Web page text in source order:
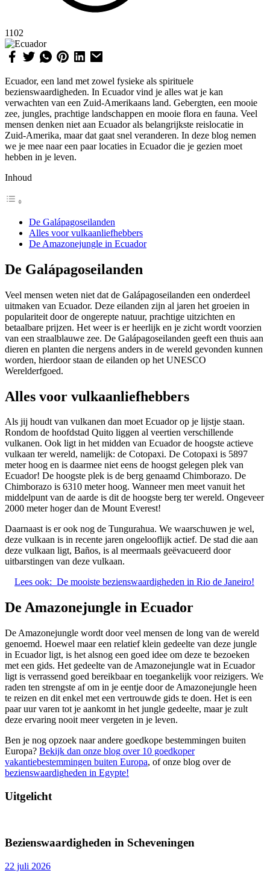
1102
Ecuador, een land met zowel fysieke als spirituele
bezienswaardigheden. In Ecuador vind je alles wat je kan
verwachten van een Zuid-Amerikaans land. Gebergten, een mooie
zee, jungles, prachtige landschappen en mooie flora en fauna. Veel
mensen denken niet aan Ecuador als belangrijkste reislocatie in
Zuid-Amerika, maar dat gaat snel veranderen. In deze blog nemen
we je mee naar een paar locaties in Ecuador die je gezien moet
hebben in je leven.
Inhoud
De Galápagoseilanden
Alles voor vulkaanliefhebbers
De Amazonejungle in Ecuador
De Galápagoseilanden
Veel mensen weten niet dat de Galápagoseilanden een onderdeel
uitmaken van Ecuador. Deze eilanden zijn al jaren het groeien in
populariteit door de ongerepte natuur, prachtige uitzichten en
betaalbare prijzen. Het weer is er heerlijk en je zicht wordt voorzien
van een straalblauwe zee. De Galápagoseilanden geeft een thuis aan
dieren en planten die nergens anders in de wereld gevonden kunnen
worden, hierdoor staan de eilanden op het UNESCO
Werelderfgoed.
Alles voor vulkaanliefhebbers
Als jij houdt van vulkanen dan moet Ecuador op je lijstje staan.
Rondom de hoofdstad Quito liggen al veertien verschillende
vulkanen. Ook ligt in het midden van Ecuador de hoogste actieve
vulkaan ter wereld, namelijk: de Cotopaxi. De Cotopaxi is 5897
meter hoog en is daarmee niet eens de hoogst gelegen plek van
Ecuador! De hoogste plek is de berg genaamd Chimborazo. De
Chimborazo is 6310 meter hoog. Wanneer men meet vanuit het
middelpunt van de aarde is dit de hoogste berg ter wereld. Ongeveer
2000 meter hoger dan de Mount Everest!
Daarnaast is er ook nog de Tungurahua. We waarschuwen je wel,
deze vulkaan is in recente jaren ongelooflijk actief. De stad die aan
deze vulkaan ligt, Baños, is al meermaals geëvacueerd door
uitbarstingen van deze vulkaan.
Lees ook: De mooiste bezienswaardigheden in Rio de Janeiro!
De Amazonejungle in Ecuador
De Amazonejungle wordt door veel mensen de long van de wereld
genoemd. Hoewel maar een relatief klein gedeelte van deze jungle
in Ecuador ligt, is het alsnog een goed idee om deze te bezoeken
met een gids. Het gedeelte van de Amazonejungle wat in Ecuador
ligt is verrassend goed bereikbaar en toegankelijk voor reizigers. We
raden ten strengste af om in je eentje door de Amazonejungle heen
te reizen en dit enkel met een vertrouwde gids te doen. Het is een
paar uur varen tot je aankomt in het jungle gedeelte, maar je zult
deze ervaring nooit meer vergeten in je leven.
Ben je nog opzoek naar andere goedkope bestemmingen buiten
Europa? Bekijk dan onze blog over 10 goedkoper
vakantiebestemmingen buiten Europa, of onze blog over de
bezienswaardigheden in Egypte!
Uitgelicht
Bezienswaardigheden in Scheveningen
22 juli 2026